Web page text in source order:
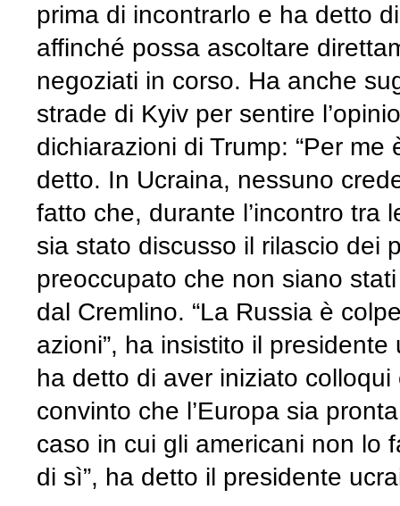
prima di incontrarlo e ha detto
affinché possa ascoltare
negoziati in corso. Ha anche
strade di Kyiv per sentire
dichiarazioni di Trump: “Per
detto. In Ucraina, nessuno
fatto che, durante l’incontro tra
sia stato discusso il rilascio dei
preoccupato che non siano
dal Cremlino. “La Russia è
azioni”, ha insistito il
ha detto di aver iniziato
convinto che l’Europa sia
caso in cui gli americani non lo
di sì”, ha detto il presidente